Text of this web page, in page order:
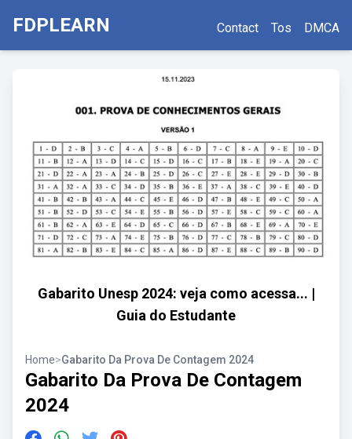
FDPLEARN Contact Tos DMCA
Gabarito Unesp 2024: veja como acessa... |
Guia do Estudante
Home>Gabarito Da Prova De Contagem 2024
Gabarito Da Prova De Contagem
2024